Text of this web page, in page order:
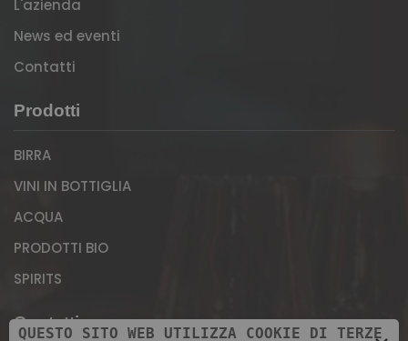
L'azienda
News ed eventi
Contatti
Prodotti
BIRRA
VINI IN BOTTIGLIA
ACQUA
PRODOTTI BIO
SPIRITS
Contatti
QUESTO SITO WEB UTILIZZA COOKIE DI TERZE